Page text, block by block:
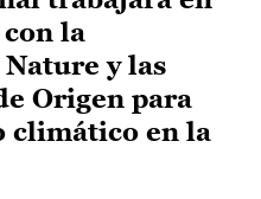
la
y las
Origen para
climático en la